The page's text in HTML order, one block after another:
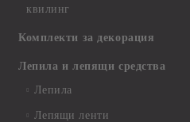
квилинг
Комплекти за декорация
Лепила и лепящи средства
Лепила
Лепящи ленти